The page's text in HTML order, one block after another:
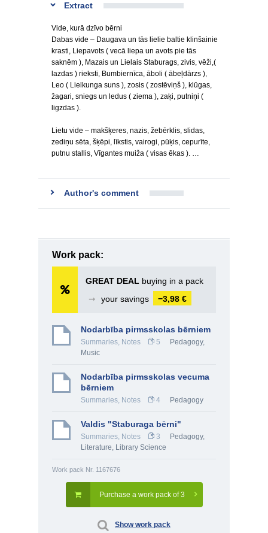
Extract
Vide, kurā dzīvo bērni
Dabas vide – Daugava un tās lielie baltie klinšainie
krasti, Liepavots ( vecā liepa un avots pie tās
saknēm ), Mazais un Lielais Staburags, zivis, vēži,(
lazdas ) rieksti, Bumbiernīca, āboli ( ābeļdārzs ),
Leo ( Lielkunga suns ), zosis ( zostēviņš ), klūgas,
žagari, sniegs un ledus ( ziema ), zaķi, putniņi (
ligzdas ).
Lietu vide – makšķeres, nazis, žebērklis, slidas,
zediņu sēta, šķēpi, līkstis, vairogi, pūķis, cepurīte,
putnu stallis, Vīgantes muiža ( visas ēkas ). …
Author's comment
Work pack:
GREAT DEAL buying in a pack
➞
your savings −3,98 €
Nodarbība pirmsskolas bērniem
Summaries, Notes 5 Pedagogy,
Music
Nodarbība pirmsskolas vecuma
bērniem
Summaries, Notes 4 Pedagogy
Valdis "Staburaga bērni"
Summaries, Notes 3 Pedagogy,
Literature, Library Science
Work pack Nr. 1167676
Purchase a work pack of 3
Show work pack